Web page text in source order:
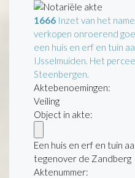
1666 Inzet van het
verkopen onroerend
een huis en erf en tuin
IJsselmuiden. Het
Steenbergen.
Aktebenoemingen:
Veiling
Object in akte:
Een huis en erf en tuin
tegenover de Zandberg
Aktenummer: